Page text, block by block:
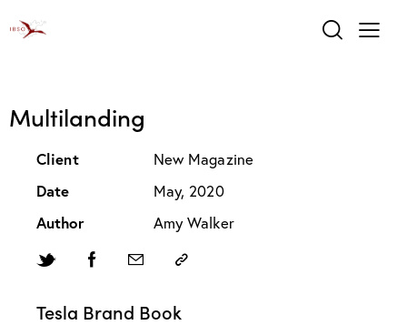
Multilanding
Client
New Magazine
Date
May, 2020
Author
Amy Walker
Tesla Brand Book